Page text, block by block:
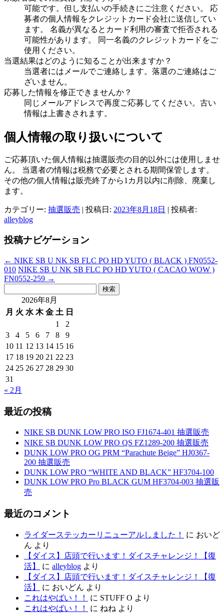
可能です。但し支払いの手続きにご注意ください。 応
募者の個人情報をクレジットカード会社に送信してい
ます。 名義が異なるとカード利用の審査で拒否される
可能性があります。 同一名義のクレジットカードをご
使用ください。
当選結果はどのように知ることが出来ますか？
当選者にはメールでご連絡します。落選のご連絡はご
ざいません。
応募した情報を修正できませんか？
同じメールアドレスで再度ご応募してください。古い
情報は上書きされます。
個人情報の取り扱いについて
ご応募頂いた個人情報は抽選販売の目的以外には使用しませ
ん。 当選者の情報は税務で必要とされる期間保管します。
その他の個人情報は販売終了から1カ月以内に削除、廃棄し
ます。
カテゴリー: 抽選販売 | 投稿日: 2023年8月18日
投稿者:
alleyblog
投稿ナビゲーション
← NIKE SB U NK SB FLC PO HD YUTO ( BLACK ) FN0552-
010 NIKE SB U NK SB FLC PO HD YUTO ( CACAO WOW )
FN0552-259 →
2026年8月
月 火 水 木 金 土 日
1
2
3
4 5 6 7 8
9
10 11 12 13 14 15 16
17 18 19 20 21 22 23
24 25 26 27 28 29 30
31
« 2月
最近の投稿
NIKE SB DUNK LOW PRO ISO FJ1674-401 抽選販売
NIKE SB DUNK LOW PRO QS FZ1289-200 抽選販売
DUNK LOW PRO OG PRM “Parachute Beige” HJ0367-
200 抽選販売
DUNK LOW PRO “WHITE AND BLACK” HF3704-100
DUNK LOW PRO Pro BLACK GUM HF3704-003 抽選販
売
最近のコメント
ライダーステッカーリニューアルしました！ に おいど
ん より
【ダイス】店頭で行います！ダイスチャレンジ！【復
活】
に alleyblog より
【ダイス】店頭で行います！ダイスチャレンジ！【復
活】
に おいどん より
これはやばい！！
に STUFF O より
これはやばい！！
に ねね より